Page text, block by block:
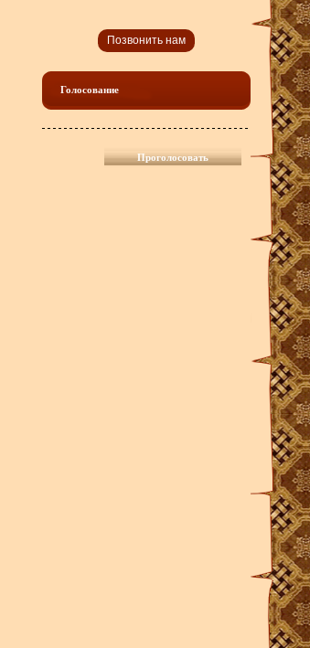
Позвонить нам
Голосование